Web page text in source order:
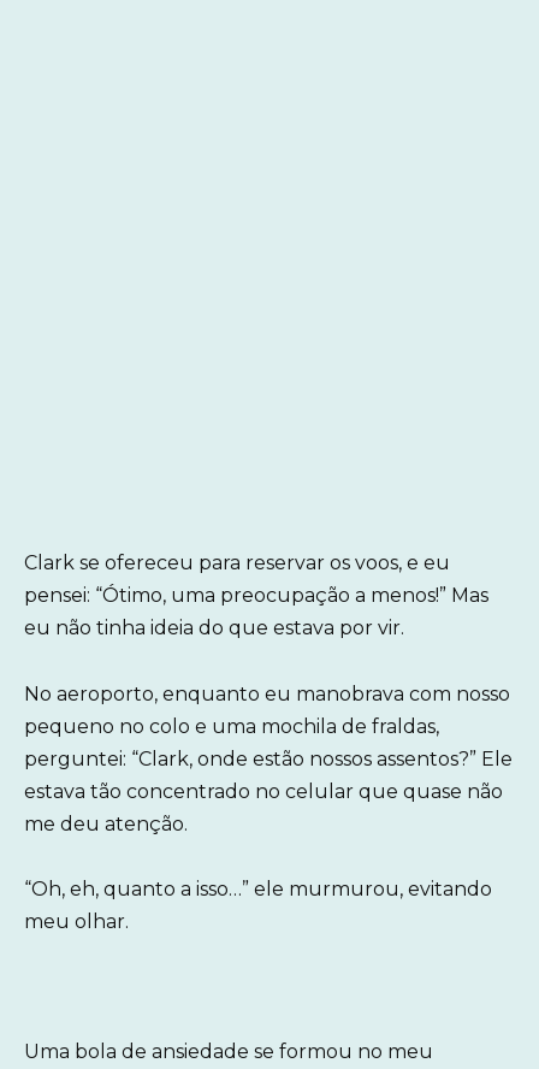
Clark se ofereceu para reservar os voos, e eu
pensei: “Ótimo, uma preocupação a menos!” Mas
eu não tinha ideia do que estava por vir.
No aeroporto, enquanto eu manobrava com nosso
pequeno no colo e uma mochila de fraldas,
perguntei: “Clark, onde estão nossos assentos?” Ele
estava tão concentrado no celular que quase não
me deu atenção.
“Oh, eh, quanto a isso…” ele murmurou, evitando
meu olhar.
Uma bola de ansiedade se formou no meu